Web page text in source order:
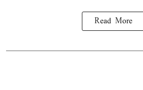
Read More